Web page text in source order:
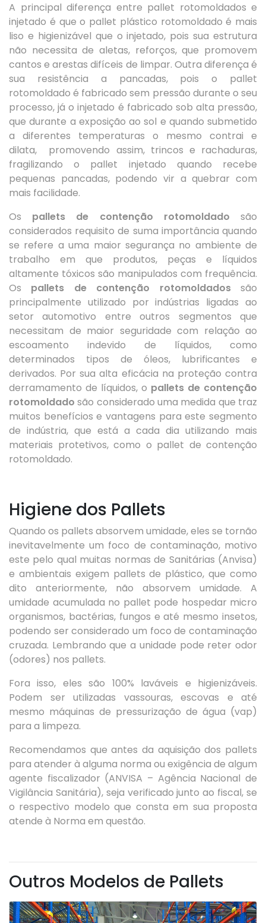
A principal diferença entre pallet rotomoldados e
injetado é que o pallet plástico rotomoldado é mais
liso e higienizável que o injetado, pois sua estrutura
não necessita de aletas, reforços, que promovem
cantos e arestas difíceis de limpar. Outra diferença é
sua resistência a pancadas, pois o pallet
rotomoldado é fabricado sem pressão durante o seu
processo, já o injetado é fabricado sob alta pressão,
que durante a exposição ao sol e quando submetido
a diferentes temperaturas o mesmo contrai e
dilata, promovendo assim, trincos e rachaduras,
fragilizando o pallet injetado quando recebe
pequenas pancadas, podendo vir a quebrar com
mais facilidade.
Os pallets de contenção rotomoldado são
considerados requisito de suma importância quando
se refere a uma maior segurança no ambiente de
trabalho em que produtos, peças e líquidos
altamente tóxicos são manipulados com frequência.
Os pallets de contenção rotomoldadossão
principalmente utilizado por indústrias ligadas ao
setor automotivo entre outros segmentos que
necessitam de maior seguridade com relação ao
escoamento indevido de líquidos, como
determinados tipos de óleos, lubrificantes e
derivados. Por sua alta eficácia na proteção contra
derramamento de líquidos, o pallets de contenção
rotomoldado são considerado uma medida que traz
muitos benefícios e vantagens para este segmento
de indústria, que está a cada dia utilizando mais
materiais protetivos, como o pallet de contenção
rotomoldado.
Higiene dos Pallets
Quando os pallets absorvem umidade, eles se tornão
inevitavelmente um foco de contaminação, motivo
este pelo qual muitas normas de Sanitárias (Anvisa)
e ambientais exigem pallets de plástico, que como
dito anteriormente, não absorvem umidade. A
umidade acumulada no pallet pode hospedar micro
organismos, bactérias, fungos e até mesmo insetos,
podendo ser considerado um foco de contaminação
cruzada. Lembrando que a unidade pode reter odor
(odores) nos pallets.
Fora isso, eles são 100% laváveis e higienizáveis.
Podem ser utilizadas vassouras, escovas e até
mesmo máquinas de pressurização de água (vap)
para a limpeza.
Recomendamos que antes da aquisição dos pallets
para atender à alguma norma ou exigência de algum
agente fiscalizador (ANVISA – Agência Nacional de
Vigilância Sanitária), seja verificado junto ao fiscal, se
o respectivo modelo que consta em sua proposta
atende à Norma em questão.
Outros Modelos de Pallets